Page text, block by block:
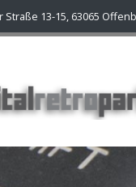
13-15, 63065